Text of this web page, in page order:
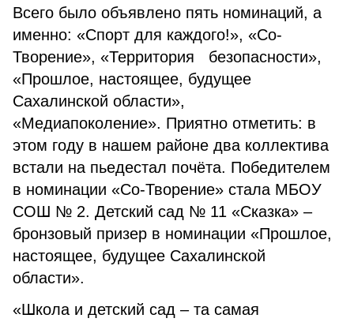
Всего было объявлено пять номинаций, а
именно: «Спорт для каждого!», «Со-
Творение», «Территория безопасности»,
«Прошлое, настоящее, будущее
Сахалинской области»,
«Медиапоколение». Приятно отметить: в
этом году в нашем районе два коллектива
встали на пьедестал почёта. Победителем
в номинации «Со-Творение» стала МБОУ
СОШ № 2. Детский сад № 11 «Сказка» –
бронзовый призер в номинации «Прошлое,
настоящее, будущее Сахалинской
области».
«Школа и детский сад – та самая